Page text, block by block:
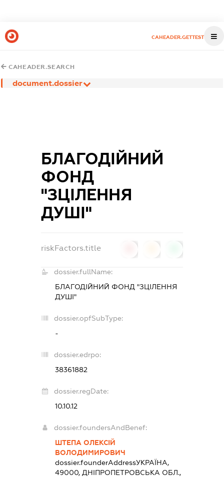
CAHEADER.GETTEST
CAHEADER.SEARCH
document.dossier
БЛАГОДІЙНИЙ
ФОНД
"ЗЦІЛЕННЯ
ДУШІ"
riskFactors.title
dossier.fullName:
БЛАГОДІЙНИЙ ФОНД "ЗЦІЛЕННЯ
ДУШІ"
dossier.opfSubType:
-
dossier.edrpo:
38361882
dossier.regDate:
10.10.12
dossier.foundersAndBenef:
ШТЕПА ОЛЕКСІЙ
ВОЛОДИМИРОВИЧ
dossier.founderAddressУКРАЇНА,
49000, ДНІПРОПЕТРОВСЬКА ОБЛ.,